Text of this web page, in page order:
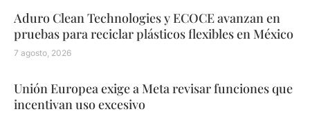
Aduro Clean Technologies y ECOCE avanzan en
pruebas para reciclar plásticos flexibles en México
7 agosto, 2026
Unión Europea exige a Meta revisar funciones que
incentivan uso excesivo